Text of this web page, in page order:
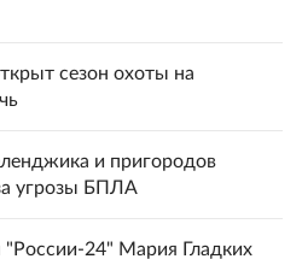
сезон охоты на
и пригородов
угрозы БПЛА
24" Мария Гладких